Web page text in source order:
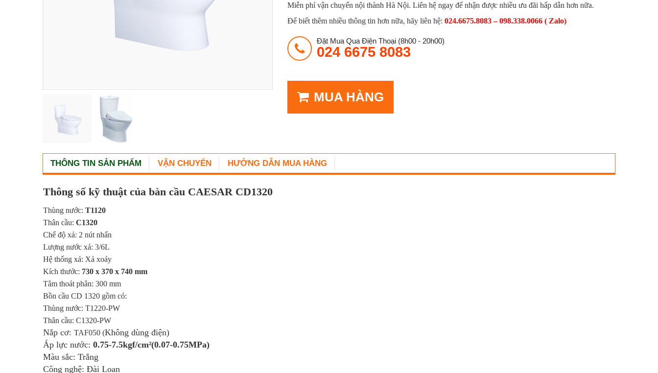
Miễn phí vận chuyển nội thành Hà Nội. Liên hệ ngay để nhận được nhiều ưu đãi hấp dẫn hơn nữa.
Để biết thêm nhiều thông tin hơn nữa, hãy liên hệ: 024.6675.8083 – 098.338.0066 ( Zalo)
Đặt Mua Qua Điện Thoại (8h00 - 20h00)
024 6675 8083
MUA HÀNG
THÔNG TIN SẢN PHẨM VẬN CHUYỂN HƯỚNG DẪN MUA HÀNG
Thông số kỹ thuật của bàn cầu CAESAR CD1320
Thùng nước: T1120
Thân cầu: C1320
Chế độ xả: 2 nút nhấn
Lượng nước xả: 3/6L
Hệ thống xả: Xả xoáy
Kích thước: 730 x 370 x 740 mm
Tâm thoát phân: 300 mm
Bồn cầu CD 1320 gồm có:
Thùng nước: T1220-PW
Thân cầu: C1320-PW
Nắp cơ: TAF050 (Không dùng điện)
Áp lực nước: 0.75-7.5kgf/cm²(0.07-0.75MPa)
Màu sắc: Trắng
Công nghệ: Đài Loan